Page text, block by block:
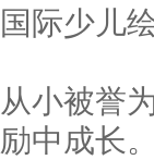
国际少儿
从小被誉
励中成长